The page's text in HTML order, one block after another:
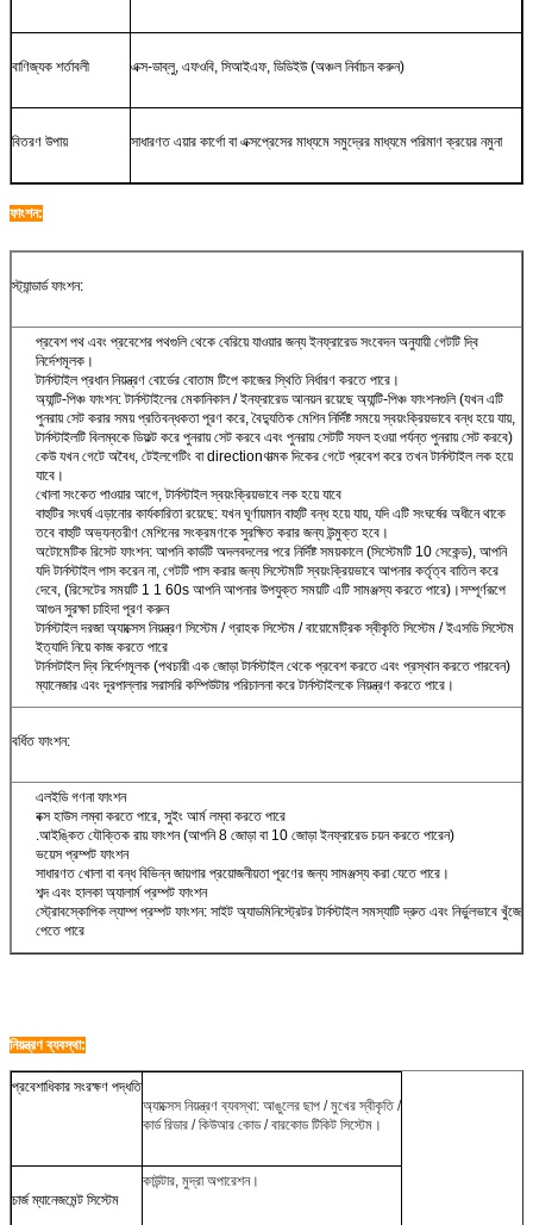
বাণিজ্যক শর্তাবলী এক্স-ডাব্লু, এফওবি, সিআইএফ, ডিডিইউ (অঞ্চল নির্বাচন করুন)
বিতরণ উপায় সাধারণত এয়ার কার্গো বা এক্সপ্রেসের মাধ্যমে সমুদ্রের মাধ্যমে পরিমাণ ক্রয়ের নমুনা
ফাংশন:
স্ট্যান্ডার্ড ফাংশন:
প্রবেশ পথ এবং প্রবেশের পথগুলি থেকে বেরিয়ে যাওয়ার জন্য ইনফ্রারেড সংবেদন অনুযায়ী গেটটি দ্বি
নির্দেশমূলক।
টার্নস্টাইল প্রধান নিয়ন্ত্রণ বোর্ডের বোতাম টিপে কাজের স্থিতি নির্ধারণ করতে পারে।
অ্যান্টি-পিঞ্চ ফাংশন: টার্নস্টাইলের মেকানিকাল / ইনফ্রারেড আনয়ন রয়েছে অ্যান্টি-পিঞ্চ ফাংশনগুলি (যখন এটি
পুনরায় সেট করার সময় প্রতিবন্ধকতা পূরণ করে, বৈদ্যুতিক মেশিন নির্দিষ্ট সময়ে স্বয়ংক্রিয়ভাবে বন্ধ হয়ে যায়,
টার্নস্টাইলটি বিলম্বকে ডিফল্ট করে পুনরায় সেট করবে এবং পুনরায় সেটটি সফল হওয়া পর্যন্ত পুনরায় সেট করবে)
কেউ যখন গেটে অবৈধ, টেইলগেটিং বা directionণাত্মক দিকের গেটে প্রবেশ করে তখন টার্নস্টাইল লক হয়ে
যাবে।
খোলা সংকেত পাওয়ার আগে, টার্নস্টাইল স্বয়ংক্রিয়ভাবে লক হয়ে যাবে
বাহুটির সংঘর্ষ এড়ানোর কার্যকারিতা রয়েছে: যখন ঘূর্ণায়মান বাহুটি বন্ধ হয়ে যায়, যদি এটি সংঘর্ষের অধীনে থাকে
তবে বাহুটি অভ্যন্তরীণ মেশিনের সংক্রমণকে সুরক্ষিত করার জন্য উন্মুক্ত হবে।
অটোমেটিক রিসেট ফাংশন: আপনি কার্ডটি অদলবদলের পরে নির্দিষ্ট সময়কালে (সিস্টেমটি 10 ​​সেকেন্ড), আপনি
যদি টার্নস্টাইল পাস করেন না, গেটটি পাস করার জন্য সিস্টেমটি স্বয়ংক্রিয়ভাবে আপনার কর্তৃত্ব বাতিল করে
দেবে, (রিসেটের সময়টি 1 1 60s আপনি আপনার উপযুক্ত সময়টি এটি সামঞ্জস্য করতে পারে)।সম্পূর্ণরূপে
আগুন সুরক্ষা চাহিদা পূরণ করুন
টার্নস্টাইল দরজা অ্যাক্সেস নিয়ন্ত্রণ সিস্টেম / গ্রাহক সিস্টেম / বায়োমেট্রিক স্বীকৃতি সিস্টেম / ইএসডি সিস্টেম
ইত্যাদি নিয়ে কাজ করতে পারে
টার্নসটাইল দ্বি নির্দেশমূলক (পথচারী এক জোড়া টার্নস্টাইল থেকে প্রবেশ করতে এবং প্রস্থান করতে পারবেন)
ম্যানেজার এবং দূরপাল্লার সরাসরি কম্পিউটার পরিচালনা করে টার্নস্টাইলকে নিয়ন্ত্রণ করতে পারে।
বর্ধিত ফাংশন:
এলইডি গণনা ফাংশন
বক্স হাউস লম্বা করতে পারে, সুইং আর্ম লম্বা করতে পারে
.আইঙ্কিত যৌক্তিক রায় ফাংশন (আপনি 8 জোড়া বা 10 জোড়া ইনফ্রারেড চয়ন করতে পারেন)
ভয়েস প্রম্পট ফাংশন
সাধারণত খোলা বা বন্ধ বিভিন্ন জায়গার প্রয়োজনীয়তা পূরণের জন্য সামঞ্জস্য করা যেতে পারে।
শব্দ এবং হালকা অ্যালার্ম প্রম্পট ফাংশন
স্ট্রোবস্কোপিক ল্যাম্প প্রম্পট ফাংশন: সাইট অ্যাডমিনিস্ট্রেটর টার্নস্টাইল সমস্যাটি দ্রুত এবং নির্ভুলভাবে খুঁজে
পেতে পারে
নিয়ন্ত্রণ ব্যবস্থা:
প্রবেশাধিকার সংরক্ষণ পদ্ধতি
অ্যাক্সেস নিয়ন্ত্রণ ব্যবস্থা: আঙুলের ছাপ / মুখের স্বীকৃতি /
কার্ড রিডার / কিউআর কোড / বারকোড টিকিট সিস্টেম।
চার্জ ম্যানেজমেন্ট সিস্টেম
কাউন্টার, মুদ্রা অপারেশন।